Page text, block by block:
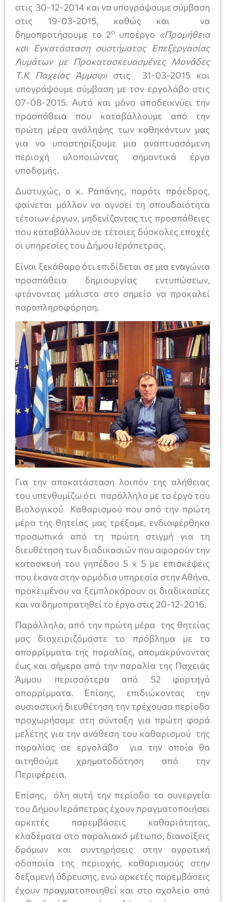
στις 30-12-2014 και να υπογράψουμε σύμβαση
στις 19-03-2015, καθώς και να
δημοπρατήσουμε το 2ο υποέργο «Προμήθεια
και Εγκατάσταση συστήματος Επεξεργασίας
Λυμάτων με Προκατασκευασμένες Μονάδες
Τ.Κ Παχείας Άμμου»στις 31-03-2015 και
υπογράψουμε σύμβαση με τον εργολάβο στις
07-08-2015. Αυτό και μόνο αποδεικνύει την
προσπάθεια που καταβάλλουμε από την
πρώτη μέρα ανάληψης των καθηκόντων μας
για να υποστηρίξουμε μια αναπτυσσόμενη
περιοχή υλοποιώντας σημαντικά έργα
υποδομής.
Δυστυχώς, ο κ. Ραπάνης, παρότι πρόεδρος,
φαίνεται μάλλον να αγνοεί τη σπουδαιότητα
τέτοιων έργων, μηδενίζοντας τις προσπάθειες
που καταβάλλουν σε τέτοιες δύσκολες εποχές
οι υπηρεσίες του Δήμου Ιεράπετρας.
Είναι ξεκάθαρο ότι επιδίδεται σε μια εναγώνια
προσπάθεια δημιουργίας εντυπώσεων,
φτάνοντας μάλιστα στο σημείο να προκαλεί
παραπληροφόρηση.
Για την αποκατάσταση λοιπόν της αλήθειας
του υπενθυμίζω ότι παράλληλα με το έργο του
Βιολογικού Καθαρισμού που από την πρώτη
μέρα της θητείας μας τρέξαμε, ενδιαφέρθηκα
προσωπικά από τη πρώτη στιγμή για τη
διευθέτηση των διαδικασιών που αφορούν την
κατασκευή του γηπέδου 5 x 5 με επισκέψεις
που έκανα στην αρμόδια υπηρεσία στην Αθήνα,
προκειμένου να ξεμπλοκάρουν οι διαδικασίες
και να δημοπρατηθεί το έργο στις 20-12-2016.
Παράλληλα, από την πρώτη μέρα της θητείας
μας διαχειριζόμαστε το πρόβλημα με τα
απορρίμματα της παραλίας, απομακρύνοντας
έως και σήμερα από την παραλία της Παχειάς
Άμμου περισσότερα από 52 φορτηγά
απορρίμματα. Επίσης, επιδιώκοντας την
ουσιαστική διευθέτηση την τρέχουσα περίοδο
προχωρήσαμε στη σύνταξη για πρώτη φορά
μελέτης για την ανάθεση του καθαρισμού της
παραλίας σε εργολάβο για την οποία θα
αιτηθούμε χρηματοδότηση από την
Περιφέρεια.
Επίσης, όλη αυτή την περίοδο τα συνεργεία
του Δήμου Ιεράπετρας έχουν πραγματοποιήσει
αρκετές παρεμβάσεις καθαριότητας,
κλαδέματα στο παραλιακό μέτωπο, διανοίξεις
δρόμων και συντηρήσεις στην αγροτική
οδοποιία της περιοχής, καθαρισμούς στην
δεξαμενή ύδρευσης, ενώ αρκετές παρεμβάσεις
έχουν πραγματοποιηθεί και στο σχολείο από